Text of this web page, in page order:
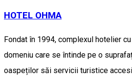
HOTEL OHMA
Fondat în 1994, complexul hotelier
domeniu care se întinde pe o
oaspeților săi servicii turistice